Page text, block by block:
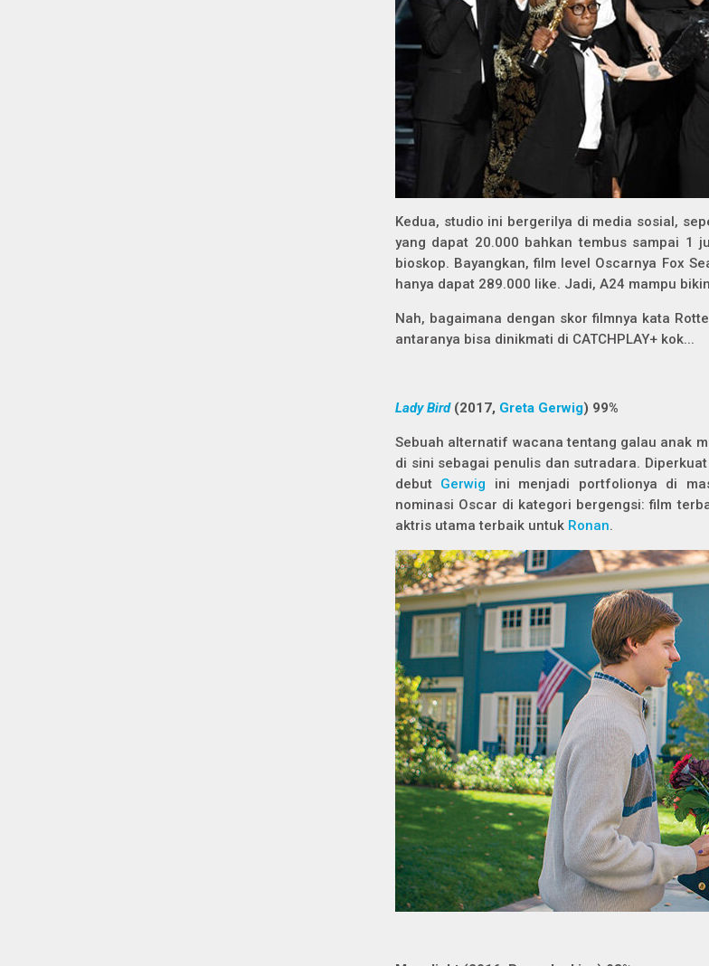
Kedua, studio ini bergerilya di media sosial,
yang dapat 20.000 bahkan tembus sampai 1
bioskop. Bayangkan, film level Oscarnya Fox
hanya dapat 289.000 like. Jadi, A24 mampu
Nah, bagaimana dengan skor filmnya kata
antaranya bisa dinikmati di CATCHPLAY+ kok...
Lady Bird (2017, Greta Gerwig) 99%
Sebuah alternatif wacana tentang galau anak
di sini sebagai penulis dan sutradara. Diperkuat
debut Gerwig ini menjadi portfolionya di
nominasi Oscar di kategori bergengsi: film
aktris utama terbaik untuk Ronan.